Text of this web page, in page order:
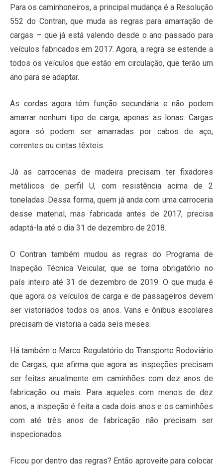
Para os caminhoneiros, a principal mudança é a Resolução
552 do Contran, que muda as regras para amarração de
cargas – que já está valendo desde o ano passado para
veículos fabricados em 2017. Agora, a regra se estende a
todos os veículos que estão em circulação, que terão um
ano para se adaptar.
As cordas agora têm função secundária e não podem
amarrar nenhum tipo de carga, apenas as lonas. Cargas
agora só podem ser amarradas por cabos de aço,
correntes ou cintas têxteis.
Já as carrocerias de madeira precisam ter fixadores
metálicos de perfil U, com resistência acima de 2
toneladas. Dessa forma, quem já anda com uma carroceria
desse material, mas fabricada antes de 2017, precisa
adaptá-la até o dia 31 de dezembro de 2018.
O Contran também mudou as regras do Programa de
Inspeção Técnica Veicular, que se torna obrigatório no
país inteiro até 31 de dezembro de 2019. O que muda é
que agora os veículos de carga e de passageiros devem
ser vistoriados todos os anos. Vans e ônibus escolares
precisam de vistoria a cada seis meses.
Há também o Marco Regulatório do Transporte Rodoviário
de Cargas, que afirma que agora as inspeções precisam
ser feitas anualmente em caminhões com dez anos de
fabricação ou mais. Para aqueles com menos de dez
anos, a inspeção é feita a cada dois anos e os caminhões
com até três anos de fabricação não precisam ser
inspecionados.
Ficou por dentro das regras? Então aproveite para colocar